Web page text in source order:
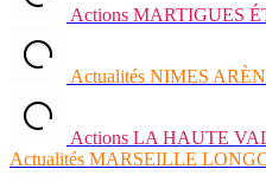
Actions MARTIGUES
Actualités NIMES
Actions LA HAUTE
Actualités MARSEILLE